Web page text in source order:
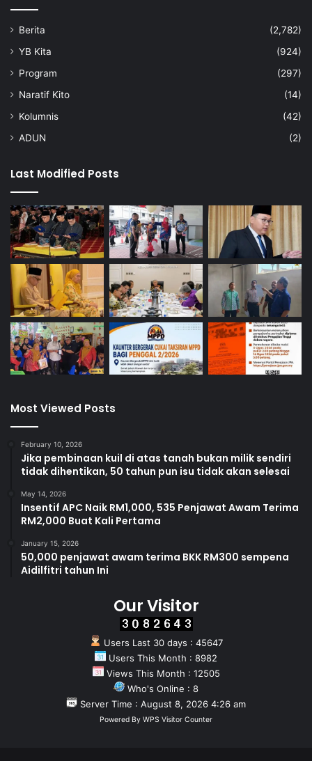
Berita
(2,782)
YB Kita
(924)
Program
(297)
Naratif Kito
(14)
Kolumnis
(42)
ADUN
(2)
Last Modified Posts
Most Viewed Posts
February 10, 2026
Jika pembinaan kuil di atas tanah bukan milik sendiri
tidak dihentikan, 50 tahun pun isu tidak akan selesai
May 14, 2026
Insentif APC Naik RM1,000, 535 Penjawat Awam Terima
RM2,000 Buat Kali Pertama
January 15, 2026
50,000 penjawat awam terima BKK RM300 sempena
Aidilfitri tahun Ini
Our Visitor
Users Last 30 days : 45647
Users This Month : 8982
Views This Month : 12505
Who's Online : 8
Server Time : August 8, 2026 4:26 am
Powered By WPS Visitor Counter